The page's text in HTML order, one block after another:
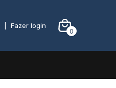
Fazer login
0